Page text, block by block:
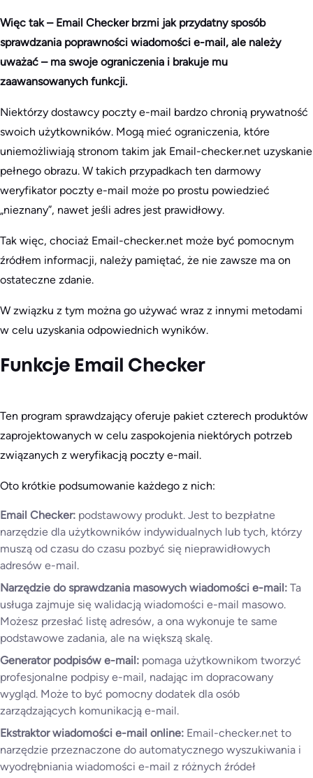
Więc tak – Email Checker brzmi jak przydatny sposób
sprawdzania poprawności wiadomości e-mail, ale należy
uważać – ma swoje ograniczenia i brakuje mu
zaawansowanych funkcji.
Niektórzy dostawcy poczty e-mail bardzo chronią prywatność
swoich użytkowników. Mogą mieć ograniczenia, które
uniemożliwiają stronom takim jak Email-checker.net uzyskanie
pełnego obrazu. W takich przypadkach ten darmowy
weryfikator poczty e-mail może po prostu powiedzieć
„nieznany”, nawet jeśli adres jest prawidłowy.
Tak więc, chociaż Email-checker.net może być pomocnym
źródłem informacji, należy pamiętać, że nie zawsze ma on
ostateczne zdanie.
W związku z tym można go używać wraz z innymi metodami
w celu uzyskania odpowiednich wyników.
Funkcje Email Checker
Ten program sprawdzający oferuje pakiet czterech produktów
zaprojektowanych w celu zaspokojenia niektórych potrzeb
związanych z weryfikacją poczty e-mail.
Oto krótkie podsumowanie każdego z nich:
Email Checker: podstawowy produkt. Jest to bezpłatne
narzędzie dla użytkowników indywidualnych lub tych, którzy
muszą od czasu do czasu pozbyć się nieprawidłowych
adresów e-mail.
Narzędzie do sprawdzania masowych wiadomości e-mail: Ta
usługa zajmuje się walidacją wiadomości e-mail masowo.
Możesz przesłać listę adresów, a ona wykonuje te same
podstawowe zadania, ale na większą skalę.
Generator podpisów e-mail: pomaga użytkownikom tworzyć
profesjonalne podpisy e-mail, nadając im dopracowany
wygląd. Może to być pomocny dodatek dla osób
zarządzających komunikacją e-mail.
Ekstraktor wiadomości e-mail online: Email-checker.net to
narzędzie przeznaczone do automatycznego wyszukiwania i
wyodrębniania wiadomości e-mail z różnych źródeł